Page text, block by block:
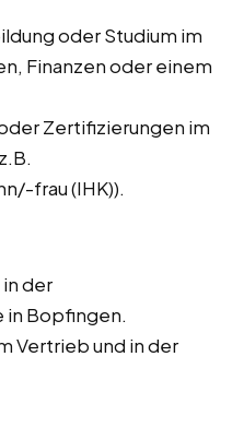
oder Studium im
Finanzen oder einem
Zertifizierungen im
frau (IHK)).
der
in Bopfingen.
Vertrieb und in der